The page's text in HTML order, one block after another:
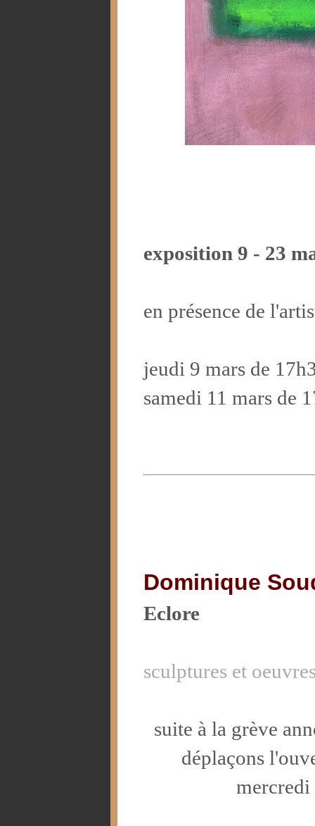
exposition 9 - 23
en présence de
jeudi 9 mars de
samedi 11 mars de
Dominique
Eclore
sculptures et
suite à la grève
déplaçons
mercredi